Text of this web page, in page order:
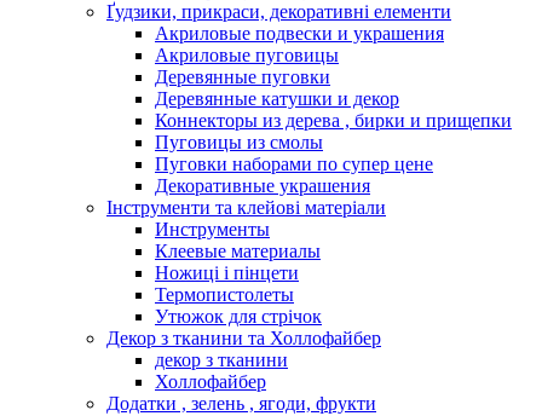
Ґудзики, прикраси, декоративні елементи
Акриловые подвески и украшения
Акриловые пуговицы
Деревянные пуговки
Деревянные катушки и декор
Коннекторы из дерева , бирки и прищепки
Пуговицы из смолы
Пуговки наборами по супер цене
Декоративные украшения
Інструменти та клейові матеріали
Инструменты
Клеевые материалы
Ножиці і пінцети
Термопистолеты
Утюжок для стрічок
Декор з тканини та Холлофайбер
декор з тканини
Холлофайбер
Додатки , зелень , ягоди, фрукти